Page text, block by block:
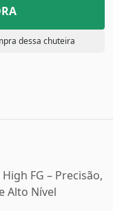
dessa chuteira
FG – Precisão,
Alto Nível